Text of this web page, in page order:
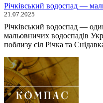
Річківський водоспад —
21.07.2025
Річківський водоспад —
мальовничих водоспадів
поблизу сіл Річка та